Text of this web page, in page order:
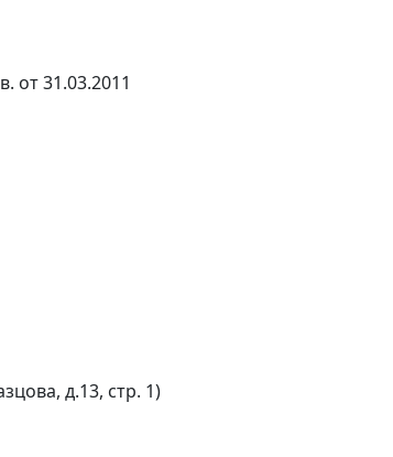
от 31.03.2011
д.13, стр. 1)